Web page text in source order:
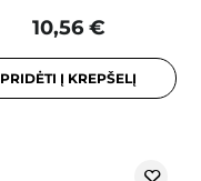
10,56 €
PRIDĖTI Į KREPŠELĮ